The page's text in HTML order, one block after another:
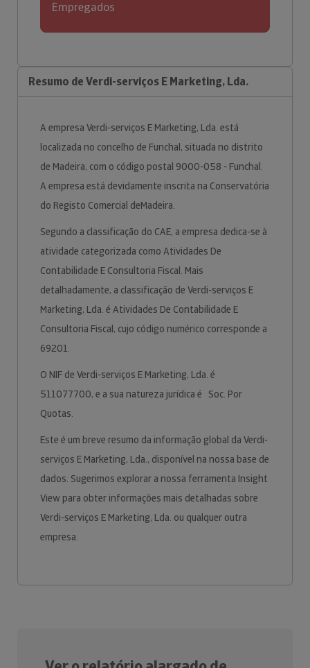
Empregados
Resumo de Verdi-serviços E Marketing, Lda.
A empresa Verdi-serviços E Marketing, Lda. está
localizada no concelho de Funchal, situada no distrito
de Madeira, com o código postal 9000-058 - Funchal.
A empresa está devidamente inscrita na Conservatória
do Registo Comercial deMadeira.
Segundo a classificação do CAE, a empresa dedica-se à
atividade categorizada como Atividades De
Contabilidade E Consultoria Fiscal. Mais
detalhadamente, a classificação de Verdi-serviços E
Marketing, Lda. é Atividades De Contabilidade E
Consultoria Fiscal, cujo código numérico corresponde a
69201.
O NIF de Verdi-serviços E Marketing, Lda. é
511077700, e a sua natureza jurídica é Soc. Por
Quotas.
Este é um breve resumo da informação global da Verdi-
serviços E Marketing, Lda., disponível na nossa base de
dados. Sugerimos explorar a nossa ferramenta Insight
View para obter informações mais detalhadas sobre
Verdi-serviços E Marketing, Lda. ou qualquer outra
empresa.